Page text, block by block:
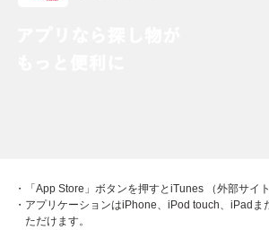
・「App Store」ボタンを押すとiTunes （外部サイ
・アプリケーションはiPhone、iPod touch、iPad
ただけます。